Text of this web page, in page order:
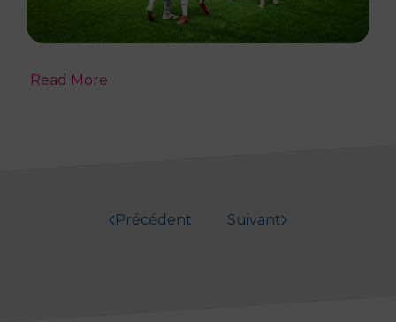
Read More
Précédent Suivant